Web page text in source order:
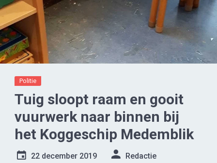
Politie
Tuig sloopt raam en gooit
vuurwerk naar binnen bij
het Koggeschip Medemblik
22 december 2019 Redactie